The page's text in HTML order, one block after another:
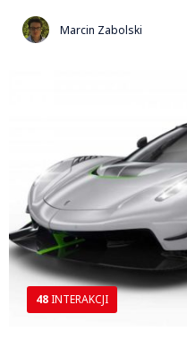
Marcin Zabolski
48 INTERAKCJI